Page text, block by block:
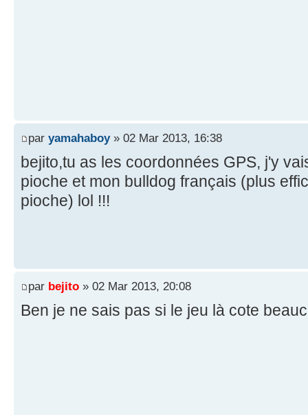
par yamahaboy» 02 Mar 2013, 16:38
bejito,tu as les coordonnées GPS, j'y
pioche et mon bulldog français (plus
pioche) lol !!!
par bejito » 02 Mar 2013, 20:08
Ben je ne sais pas si le jeu là cote